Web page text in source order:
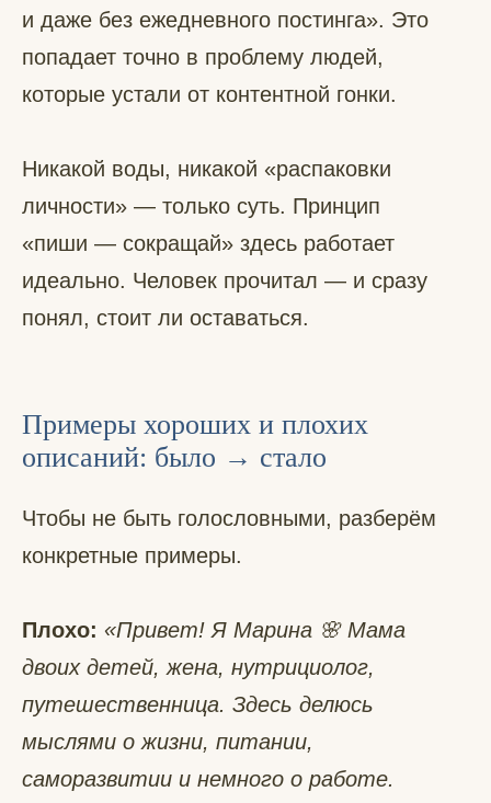
и даже без ежедневного постинга». Это
попадает точно в проблему людей,
которые устали от контентной гонки.
Никакой воды, никакой «распаковки
личности» — только суть. Принцип
«пиши — сокращай» здесь работает
идеально. Человек прочитал — и сразу
понял, стоит ли оставаться.
Примеры хороших и плохих
описаний: было → стало
Чтобы не быть голословными, разберём
конкретные примеры.
Плохо: «Привет! Я Марина 🌸 Мама
двоих детей, жена, нутрициолог,
путешественница. Здесь делюсь
мыслями о жизни, питании,
саморазвитии и немного о работе.